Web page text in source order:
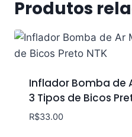
Produtos
Inflador Bomba de
3 Tipos de Bicos
R$33.00